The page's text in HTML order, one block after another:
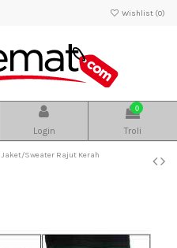
Wishlist (0)
Login
0
Troli
Jaket/Sweater Rajut Kerah